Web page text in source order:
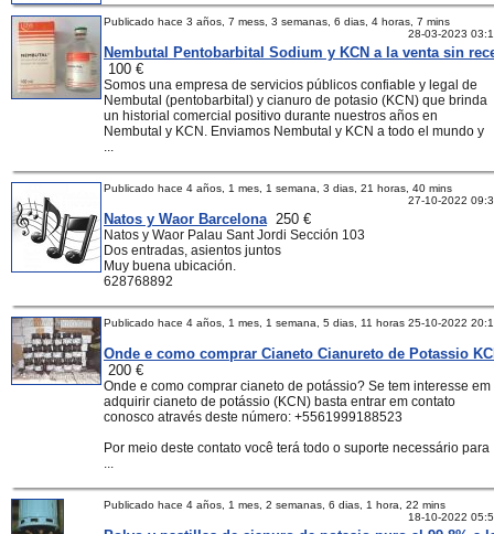
Publicado hace 3 años, 7 mess, 3 semanas, 6 dias, 4 horas, 7 mins
28-03-2023
Nembutal Pentobarbital Sodium y KCN a la venta sin
100 €
Somos una empresa de servicios públicos confiable y legal de
Nembutal (pentobarbital) y cianuro de potasio (KCN) que brinda
un historial comercial positivo durante nuestros años en
Nembutal y KCN. Enviamos Nembutal y KCN a todo el mundo y
...
Publicado hace 4 años, 1 mes, 1 semana, 3 dias, 21 horas, 40 mins
27-10-2022
Natos y Waor Barcelona250 €
Natos y Waor Palau Sant Jordi Sección 103
Dos entradas, asientos juntos
Muy buena ubicación.
628768892
Publicado hace 4 años, 1 mes, 1 semana, 5 dias, 11 horas 25-10-2022
Onde e como comprar Cianeto Cianureto de Potassio
200 €
Onde e como comprar cianeto de potássio? Se tem interesse em
adquirir cianeto de potássio (KCN) basta entrar em contato
conosco através deste número: +5561999188523
Por meio deste contato você terá todo o suporte necessário para
...
Publicado hace 4 años, 1 mes, 2 semanas, 6 dias, 1 hora, 22 mins
18-10-2022